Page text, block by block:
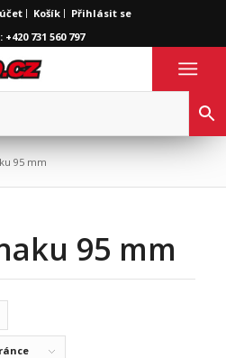
Košík
Přihlásit se
731 560 797
95 mm
95 mm